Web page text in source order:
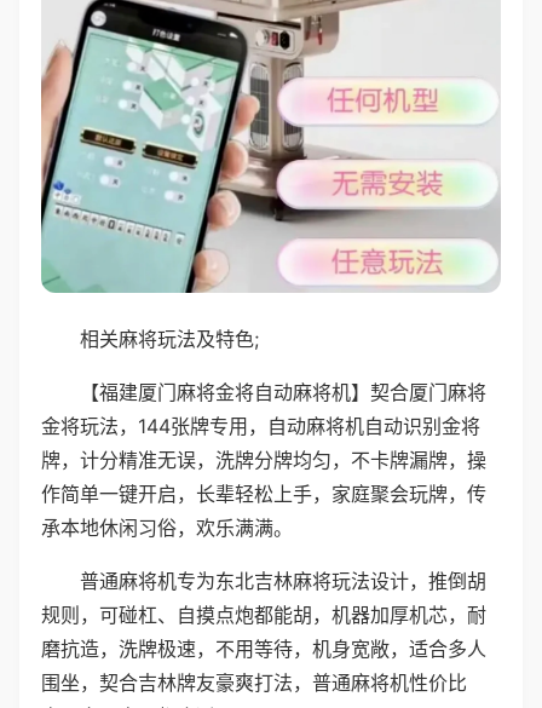
相关麻将玩法及特色;
【福建厦门麻将金将自动麻将机】契合厦门麻将
金将玩法，144张牌专用，自动麻将机自动识别金将
牌，计分精准无误，洗牌分牌均匀，不卡牌漏牌，操
作简单一键开启，长辈轻松上手，家庭聚会玩牌，传
承本地休闲习俗，欢乐满满。
普通麻将机专为东北吉林麻将玩法设计，推倒胡
规则，可碰杠、自摸点炮都能胡，机器加厚机芯，耐
磨抗造，洗牌极速，不用等待，机身宽敞，适合多人
围坐，契合吉林牌友豪爽打法，普通麻将机性价比